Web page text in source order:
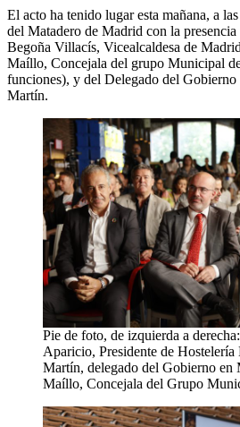
El acto ha tenido lugar esta mañana, a
del Matadero de Madrid con la
Begoña Villacís, Vicealcaldesa de
Maíllo, Concejala del grupo Municipal
funciones), y del Delegado del
Martín.
Pie de foto, de izquierda a
Aparicio, Presidente de
Martín, delegado del Gobierno en
Maíllo, Concejala del Grupo